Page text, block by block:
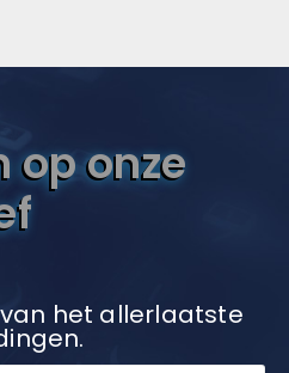
op onze
het allerlaatste